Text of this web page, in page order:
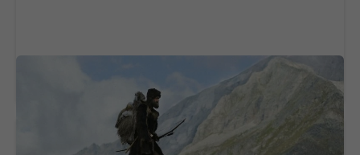
Ötzi prekvapil vedeckú obec. Na tele 5 300
rokov starého muža objavili život